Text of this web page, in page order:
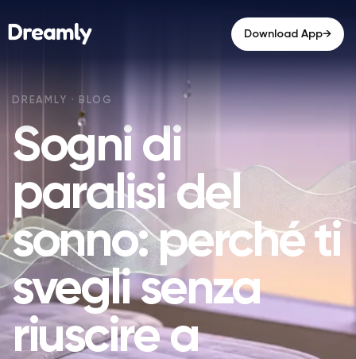
Download App→
Sogni di
paralisi del
sonno: perché ti
svegli senza
riuscire a